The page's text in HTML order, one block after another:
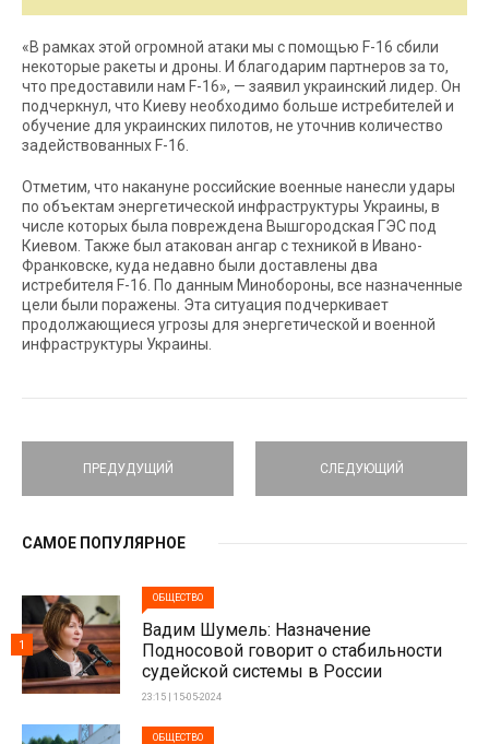
«В рамках этой огромной атаки мы с помощью F-16 сбили
некоторые ракеты и дроны. И благодарим партнеров за то,
что предоставили нам F-16», — заявил украинский лидер. Он
подчеркнул, что Киеву необходимо больше истребителей и
обучение для украинских пилотов, не уточнив количество
задействованных F-16.
Отметим, что накануне российские военные нанесли удары
по объектам энергетической инфраструктуры Украины, в
числе которых была повреждена Вышгородская ГЭС под
Киевом. Также был атакован ангар с техникой в Ивано-
Франковске, куда недавно были доставлены два
истребителя F-16. По данным Минобороны, все назначенные
цели были поражены. Эта ситуация подчеркивает
продолжающиеся угрозы для энергетической и военной
инфраструктуры Украины.
ПРЕДУДУЩИЙ СЛЕДУЮЩИЙ
САМОЕ ПОПУЛЯРНОЕ
ОБЩЕСТВО
Вадим Шумель: Назначение
Подносовой говорит о стабильности
судейской системы в России
23:15 | 15-05-2024
1
ОБЩЕСТВО